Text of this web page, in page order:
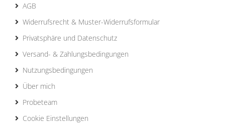
AGB
Widerrufsrecht & Muster-Widerrufsformular
Privatsphäre und Datenschutz
Versand- & Zahlungsbedingungen
Nutzungsbedingungen
Über mich
Probeteam
Cookie Einstellungen